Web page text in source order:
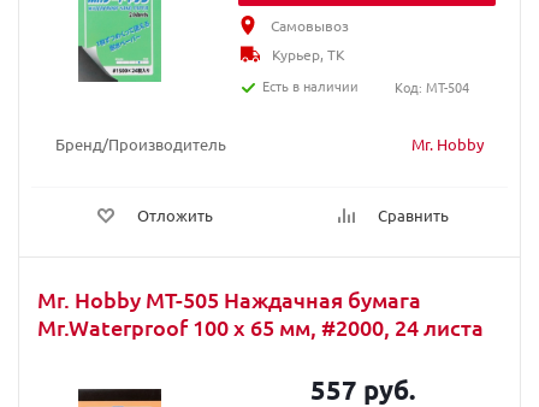
Бренд/Производитель Mr. Hobby
Отложить Сравнить
Самовывоз
Курьер, ТК
Есть в наличии
Код: MT-504
Mr. Hobby MT-505 Наждачная бумага
Mr.Waterproof 100 х 65 мм, #2000, 24 листа
557 руб.